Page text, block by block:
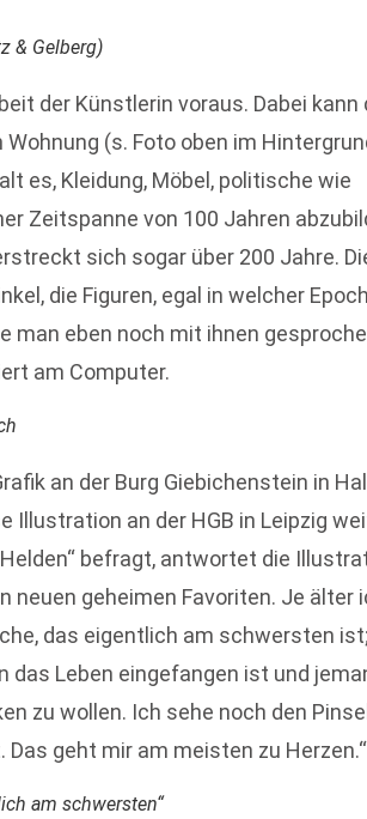
& Gelberg)
der Künstlerin voraus. Dabei kann
(s. Foto oben im
es, Kleidung, Möbel, politische wie
Zeitspanne von 100 Jahren
sich sogar über 200 Jahre.
die Figuren, egal in welcher
man eben noch mit ihnen
am Computer.
an der Burg Giebichenstein in
Illustration an der HGB in Leipzig
befragt, antwortet die
neuen geheimen Favoriten. Je älter
das eigentlich am schwersten
Leben eingefangen ist und
zu wollen. Ich sehe noch den
geht mir am meisten zu Herzen.“
am schwersten“